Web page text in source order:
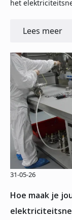
het
Lees meer
Hoe maak je
31-05-26